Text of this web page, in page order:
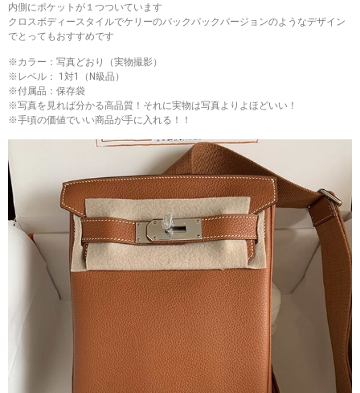
内側にポケットが１つついています
クロスボディースタイルでケリーのバックパックバージョンのようなデザイン
でとってもおすすめです
※カラー：写真どおり（実物撮影）
※レベル： 1対1（N級品）
※付属品：保存袋
※写真を見れば分かる高品質！それに実物は写真よりよほどいい！
※手頃の価値でいい商品が手に入れる！！